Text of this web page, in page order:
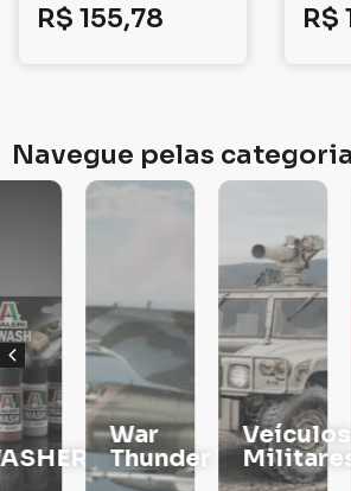
R$ 155,78 R$
Navegue pelas
War
Thunder
Veículos
Militares
de